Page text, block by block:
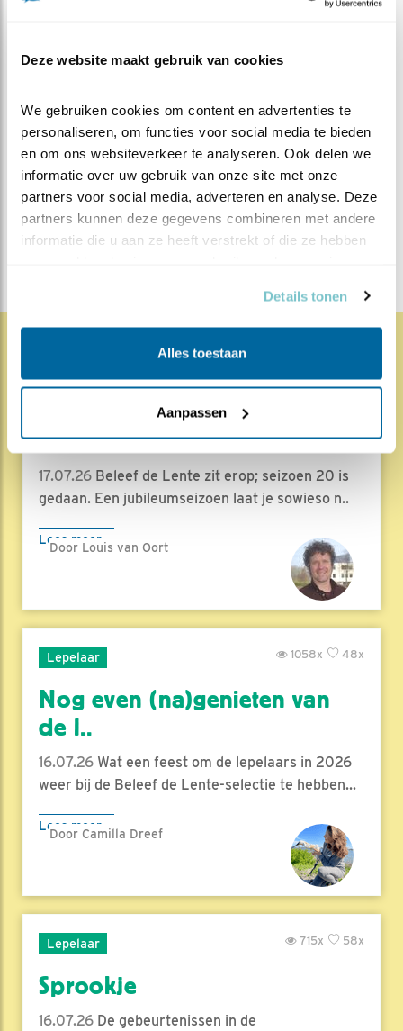
Deze website maakt gebruik van cookies
We gebruiken cookies om content en advertenties te
personaliseren, om functies voor social media te bieden
en om ons websiteverkeer te analyseren. Ook delen we
informatie over uw gebruik van onze site met onze
partners voor social media, adverteren en analyse. Deze
partners kunnen deze gegevens combineren met andere
informatie die u aan ze heeft verstrekt of die ze hebben
Details tonen
Alles toestaan
Aanpassen
succesvol, maar wie weet! Ik ben in ieder geval al heel
Vind ik leuk
Bewaar deze blog
MEER OVER
Koolmees
Alle Beleef de
Lente blogs
DEEL DIT BERICHT
Herleef de Lente: de vele
hoog..
17.07.26 Beleef de Lente zit erop; seizoen 20 is
gedaan. Een jubileumseizoen laat je sowieso n..
Lees meer
Door Louis van Oort
Lepelaar 48x
1058x
Nog even (na)genieten van
de l..
16.07.26 Wat een feest om de lepelaars in 2026
weer bij de Beleef de Lente-selectie te hebben...
Lees meer
Door Camilla Dreef
Lepelaar 58x
715x
Sprookje
16.07.26 De gebeurtenissen in de